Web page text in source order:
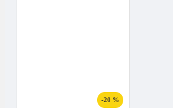
-20 %